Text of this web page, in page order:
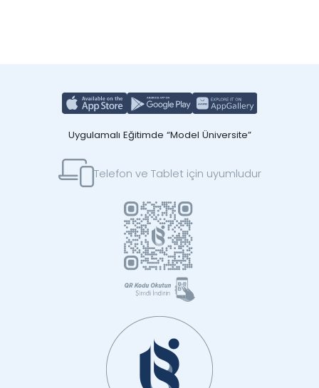
Uygulamalı Eğitimde “Model Üniversite”
Telefon ve Tablet için uyumludur